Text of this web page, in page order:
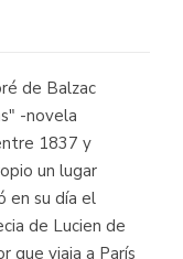
de Balzac
-novela
1837 y
un lugar
en su día el
de Lucien de
que viaja a París